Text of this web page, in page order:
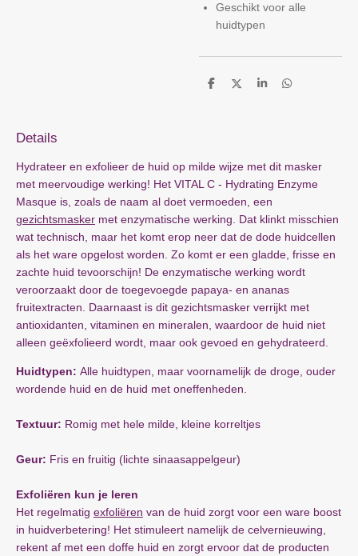
Geschikt voor alle
huidtypen
D
D
S
D
Details
Hydrateer en exfolieer de huid op milde wijze met dit masker
met meervoudige werking! Het VITAL C - Hydrating Enzyme
Masque is, zoals de naam al doet vermoeden, een
gezichtsmasker met enzymatische werking. Dat klinkt misschien
wat technisch, maar het komt erop neer dat de dode huidcellen
als het ware opgelost worden. Zo komt er een gladde, frisse en
zachte huid tevoorschijn! De enzymatische werking wordt
veroorzaakt door de toegevoegde papaya- en ananas
fruitextracten. Daarnaast is dit gezichtsmasker verrijkt met
antioxidanten, vitaminen en mineralen, waardoor de huid niet
alleen geëxfolieerd wordt, maar ook gevoed en gehydrateerd.
Huidtypen: Alle huidtypen, maar voornamelijk de droge, ouder
wordende huid en de huid met oneffenheden.
Textuur: Romig met hele milde, kleine korreltjes
Geur: Fris en fruitig (lichte sinaasappelgeur)
Exfoliëren kun je leren
Het regelmatig exfoliëren van de huid zorgt voor een ware boost
in huidverbetering! Het stimuleert namelijk de celvernieuwing,
rekent af met een doffe huid en zorgt ervoor dat de producten